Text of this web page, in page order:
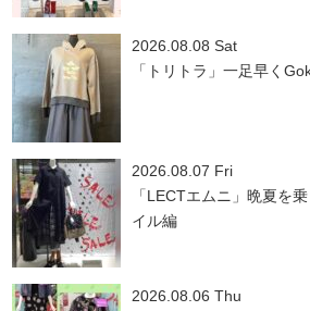
2026.08.08 Sat
「トリトラ」一足早く
2026.08.07 Fri
「LECTエムニ」晩夏を
イル編
2026.08.06 Thu